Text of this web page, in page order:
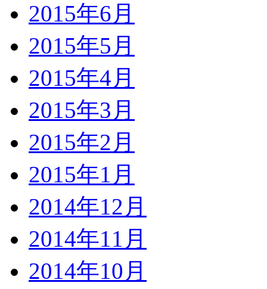
2015年6月
2015年5月
2015年4月
2015年3月
2015年2月
2015年1月
2014年12月
2014年11月
2014年10月